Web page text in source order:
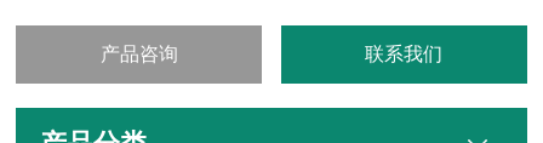
产品咨询 联系我们